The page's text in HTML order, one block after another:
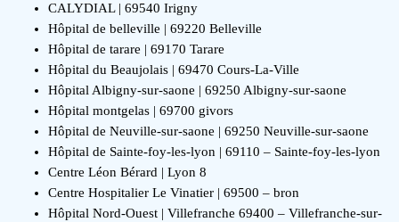
CALYDIAL | 69540 Irigny
Hôpital de belleville | 69220 Belleville
Hôpital de tarare | 69170 Tarare
Hôpital du Beaujolais | 69470 Cours-La-Ville
Hôpital Albigny-sur-saone | 69250 Albigny-sur-saone
Hôpital montgelas | 69700 givors
Hôpital de Neuville-sur-saone | 69250 Neuville-sur-saone
Hôpital de Sainte-foy-les-lyon | 69110 – Sainte-foy-les-lyon
Centre Léon Bérard | Lyon 8
Centre Hospitalier Le Vinatier | 69500 – bron
Hôpital Nord-Ouest | Villefranche 69400 – Villefranche-sur-